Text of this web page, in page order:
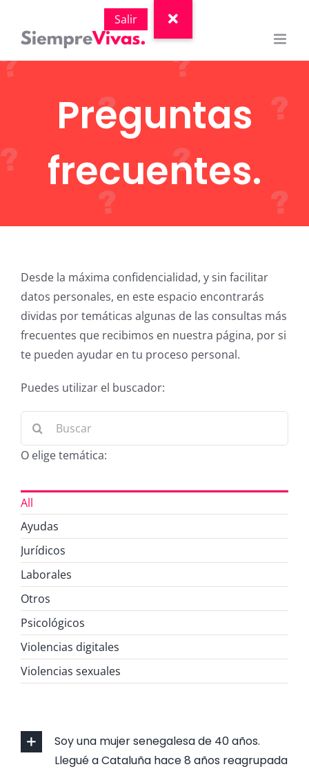
contenido
Preguntas
frecuentes.
Desde la máxima confidencialidad, y sin facilitar
datos personales, en este espacio encontrarás
dividas por temáticas algunas de las consultas más
frecuentes que recibimos en nuestra página, por si
te pueden ayudar en tu proceso personal.
Puedes utilizar el buscador:
Buscar:
O elige temática:
All
Ayudas
Jurídicos
Laborales
Otros
Psicológicos
Violencias digitales
Violencias sexuales
Soy una mujer senegalesa de 40 años.
Llegué a Cataluña hace 8 años reagrupada